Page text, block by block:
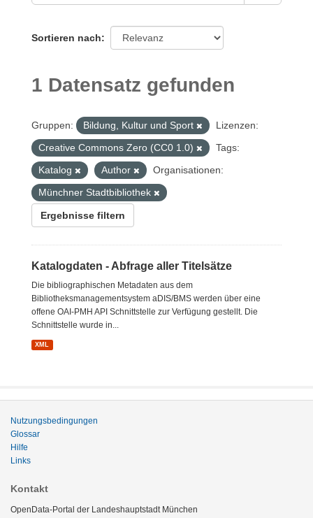
Sortieren nach
1 Datensatz gefunden
Gruppen: Bildung, Kultur und Sport
Lizenzen:
Creative Commons Zero (CC0 1.0)
Tags:
Katalog
Author
Organisationen:
Münchner Stadtbibliothek
Ergebnisse filtern
Katalogdaten - Abfrage aller Titelsätze
Die bibliographischen Metadaten aus dem
Bibliotheksmanagementsystem aDIS/BMS werden über eine
offene OAI-PMH API Schnittstelle zur Verfügung gestellt. Die
Schnittstelle wurde in...
XML
Nutzungsbedingungen
Glossar
Hilfe
Links
Kontakt
OpenData-Portal der Landeshauptstadt München